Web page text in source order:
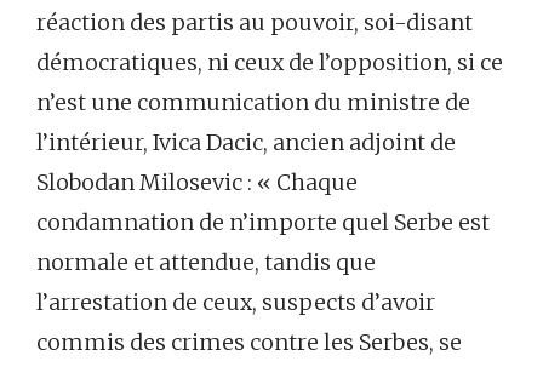
réaction des partis au pouvoir, soi-disant
démocratiques, ni ceux de l’opposition, si ce
n’est une communication du ministre de
l’intérieur, Ivica Dacic, ancien adjoint de
Slobodan Milosevic : « Chaque
condamnation de n’importe quel Serbe est
normale et attendue, tandis que
l’arrestation de ceux, suspects d’avoir
commis des crimes contre les Serbes, se